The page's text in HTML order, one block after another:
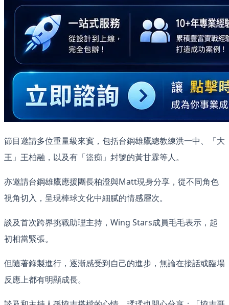
節目邀請多位重量級來賓，包括台鋼雄鷹總教練洪一中、「大
王」王柏融，以及有「盜痴」封號的黃甘霖等人。
亦邀請台鋼雄鷹應援團長柏澄與Matt現身分享，從不同角色
視角切入，呈現棒球文化中細膩的情感層次。
談及首次跨界挑戰助理主持，Wing Stars成員毛毛表示，起
初相當緊張。
但隨著錄製進行，逐漸感受到自己的進步，無論在接話或臨場
反應上都有明顯成長。